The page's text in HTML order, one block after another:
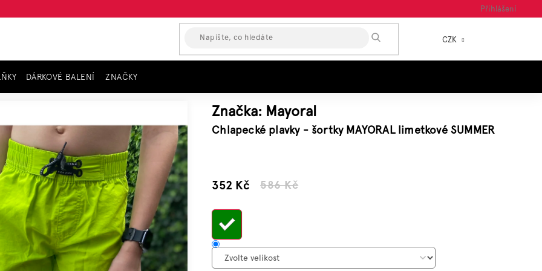
CZK
Přihlášení
DÁRKOVÉ BALENÍ ZNAČKY
Chlapecké plavky - šortky MAYORAL limetkové SUMMER
Značka: Mayoral
586 Kč
352 Kč Měrná